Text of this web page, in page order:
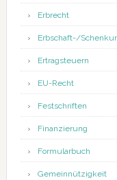
Erbrecht
Erbschaft-/
Ertragsteuern
EU-Recht
Festschriften
Finanzierung
Formularbuch
Gemeinnützigkeit